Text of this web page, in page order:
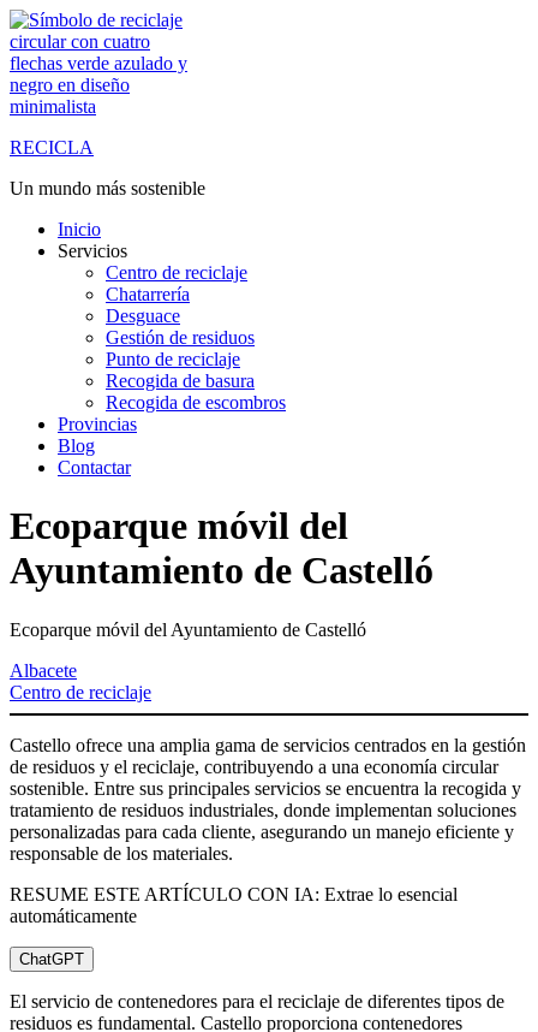
Saltar
al
contenido
RECICLA
Un mundo más sostenible
Inicio
Servicios
Centro de reciclaje
Chatarrería
Desguace
Gestión de residuos
Punto de reciclaje
Recogida de basura
Recogida de escombros
Provincias
Blog
Contactar
Ecoparque móvil del
Ayuntamiento de Castelló
Ecoparque móvil del Ayuntamiento de Castelló
Albacete
Centro de reciclaje
Castello ofrece una amplia gama de servicios centrados en la gestión
de residuos y el reciclaje, contribuyendo a una economía circular
sostenible. Entre sus principales servicios se encuentra la recogida y
tratamiento de residuos industriales, donde implementan soluciones
personalizadas para cada cliente, asegurando un manejo eficiente y
responsable de los materiales.
RESUME ESTE ARTÍCULO CON IA: Extrae lo esencial
automáticamente
ChatGPT
El servicio de contenedores para el reciclaje de diferentes tipos de
residuos es fundamental. Castello proporciona contenedores